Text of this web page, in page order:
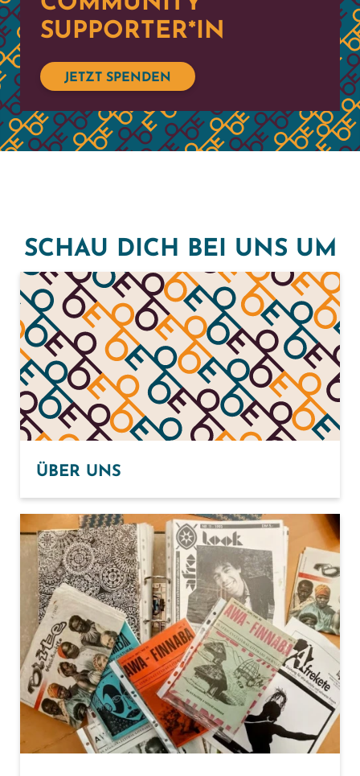
SUPPORTER*IN
JETZT SPENDEN
SCHAU DICH BEI UNS UM
ÜBER UNS